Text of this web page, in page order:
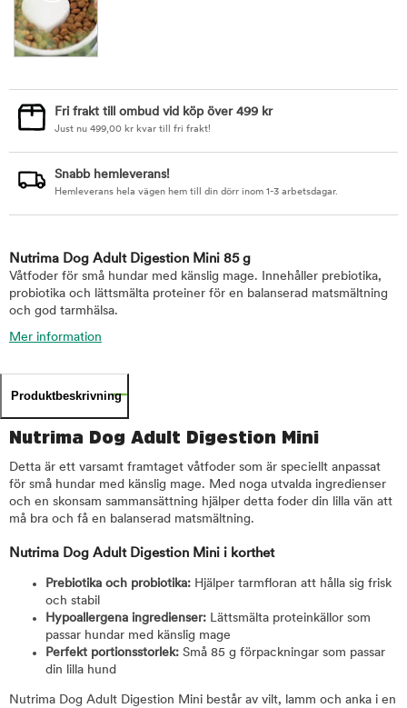
Fri frakt till ombud vid köp över 499 kr
Just nu 499,00 kr kvar till fri frakt!
Snabb hemleverans!
Hemleverans hela vägen hem till din dörr inom 1-3 arbetsdagar.
Nutrima Dog Adult Digestion Mini 85 g
Våtfoder för små hundar med känslig mage. Innehåller prebiotika,
probiotika och lättsmälta proteiner för en balanserad matsmältning
och god tarmhälsa.
Mer information
Produktbeskrivning
Nutrima Dog Adult Digestion Mini
Detta är ett varsamt framtaget våtfoder som är speciellt anpassat
för små hundar med känslig mage. Med noga utvalda ingredienser
och en skonsam sammansättning hjälper detta foder din lilla vän att
må bra och få en balanserad matsmältning.
Nutrima Dog Adult Digestion Mini i korthet
Prebiotika och probiotika: Hjälper tarmfloran att hålla sig frisk
och stabil
Hypoallergena ingredienser: Lättsmälta proteinkällor som
passar hundar med känslig mage
Perfekt portionsstorlek: Små 85 g förpackningar som passar
din lilla hund
Nutrima Dog Adult Digestion Mini består av vilt, lamm och anka i en